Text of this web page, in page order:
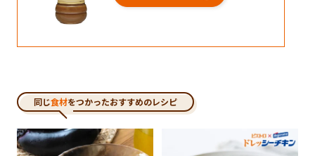
同じ食材をつかったおすすめのレシピ